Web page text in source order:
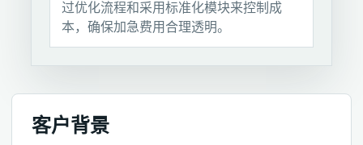
过优化流程和采用标准化模块来控制成
本，确保加急费用合理透明。
客户背景